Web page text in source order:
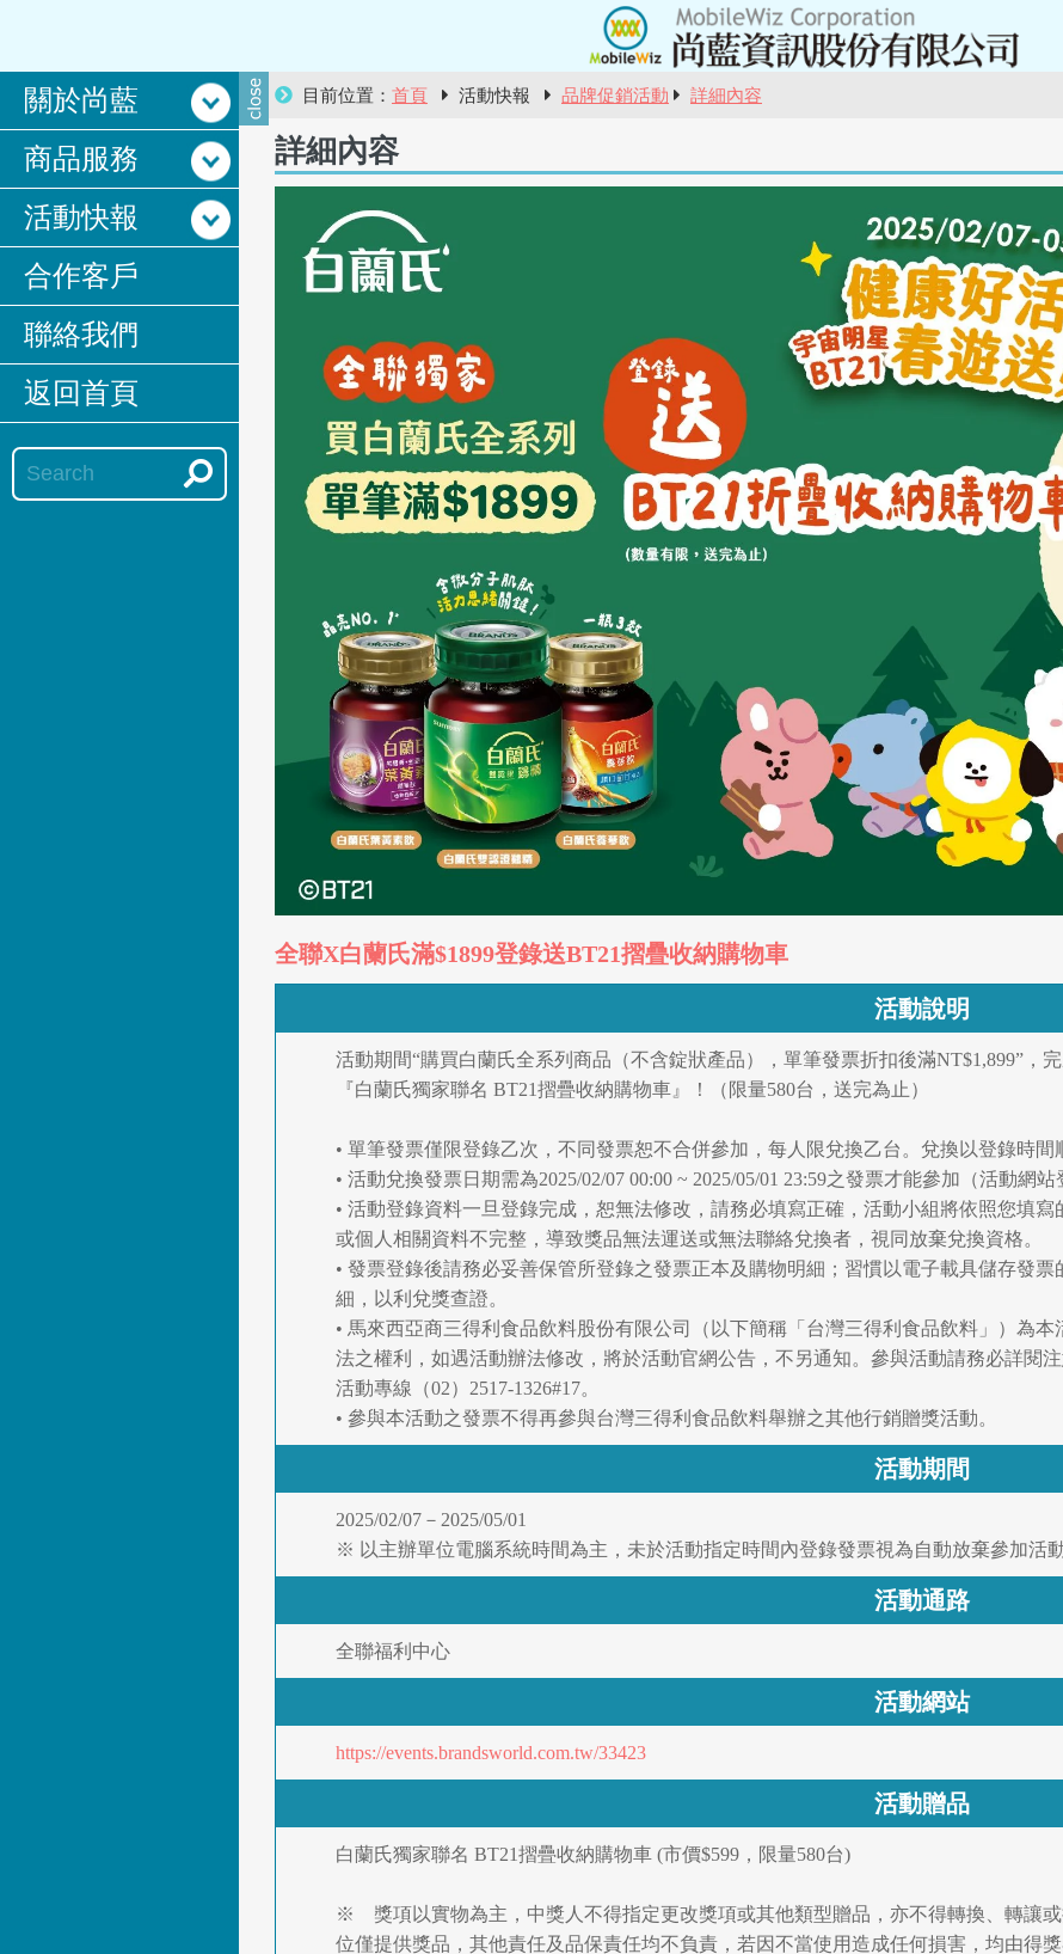
關於尚藍
商品服務
活動快報
合作客戶
聯絡我們
返回首頁
目前位置： 首頁 活動快報 品牌促銷活動 詳細內容
詳細內容
全聯X白蘭氏滿$1899登錄送BT21摺疊收納購物車
活動說明
活動期間“購買白蘭氏全系列商品（不含錠狀產品），單筆發票折扣後滿NT$1,899”，
『白蘭氏獨家聯名 BT21摺疊收納購物車』！（限量580台，送完為止）
• 單筆發票僅限登錄乙次，不同發票恕不合併參加，每人限兌換乙台。兌換以登錄時間
• 活動兌換發票日期需為2025/02/07 00:00 ~ 2025/05/01 23:59之發票才能參加（活動網站
• 活動登錄資料一旦登錄完成，恕無法修改，請務必填寫正確，活動小組將依照您填
或個人相關資料不完整，導致獎品無法運送或無法聯絡兌換者，視同放棄兌換資格。
• 發票登錄後請務必妥善保管所登錄之發票正本及購物明細；習慣以電子載具儲存發
細，以利兌獎查證。
• 馬來西亞商三得利食品飲料股份有限公司（以下簡稱「台灣三得利食品飲料」）為
法之權利，如遇活動辦法修改，將於活動官網公告，不另通知。參與活動請務必詳閱
活動專線（02）2517-1326#17。
• 參與本活動之發票不得再參與台灣三得利食品飲料舉辦之其他行銷贈獎活動。
活動期間
2025/02/07－2025/05/01
※ 以主辦單位電腦系統時間為主，未於活動指定時間內登錄發票視為自動放棄參加活動
活動通路
全聯福利中心
活動網站
https://events.brandsworld.com.tw/33423
活動贈品
白蘭氏獨家聯名 BT21摺疊收納購物車 (市價$599，限量580台)
※ 獎項以實物為主，中獎人不得指定更改獎項或其他類型贈品，亦不得轉換、轉讓
位僅提供獎品，其他責任及品保責任均不負責，若因不當使用造成任何損害，均由得